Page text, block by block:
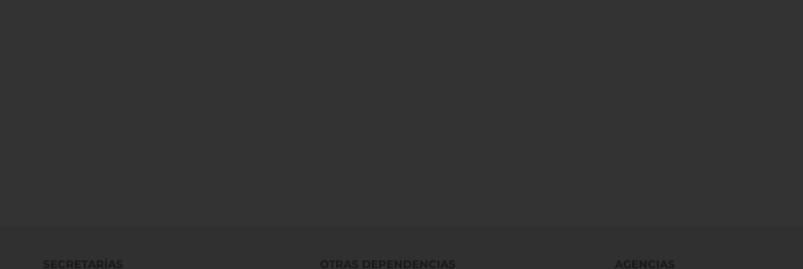
SECRETARÍAS
OTRAS DEPENDENCIAS
AGENCIAS